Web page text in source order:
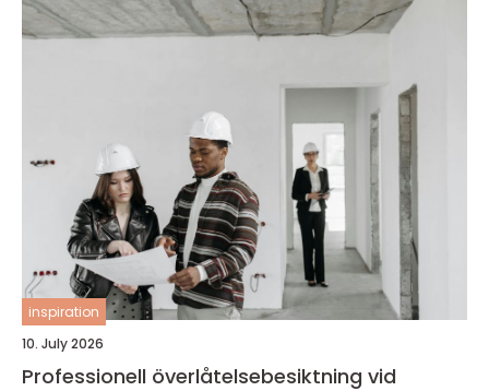
inspiration
10. July 2026
Professionell överlåtelsebesiktning vid